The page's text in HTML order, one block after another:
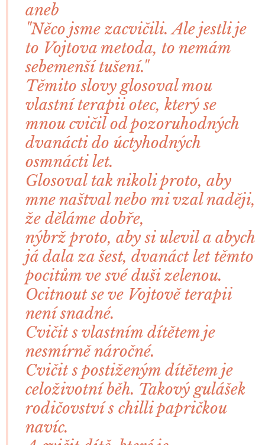
aneb
"Něco jsme zacvičili. Ale jestli je
to Vojtova metoda, to nemám
sebemenší tušení."
Těmito slovy glosoval mou
vlastní terapii otec, který se
mnou cvičil od pozoruhodných
dvanácti do úctyhodných
osmnácti let.
Glosoval tak nikoli proto, aby
mne naštval nebo mi vzal naději,
že děláme dobře,
nýbrž proto, aby si ulevil a abych
já dala za šest, dvanáct let těmto
pocitům ve své duši zelenou.
Ocitnout se ve Vojtově terapii
není snadné.
Cvičit s vlastním dítětem je
nesmírně náročné.
Cvičit s postiženým dítětem je
celoživotní běh. Takový gulášek
rodičovství s chilli papričkou
navíc.